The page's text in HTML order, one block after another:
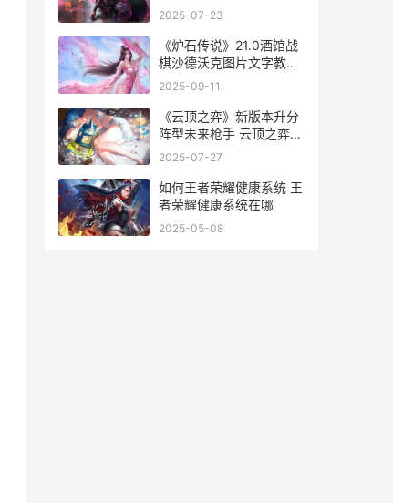
珍时装
2025-07-23
《炉石传说》21.0酒馆战
棋沙德沃克图片文字教程
《炉石传说》21关怎么过
2025-09-11
《云顶之弈》新版本升分
阵型未来枪手 云顶之弈新
号红色感叹号玩不了
2025-07-27
如何王者荣耀健康系统 王
者荣耀健康系统在哪
2025-05-08